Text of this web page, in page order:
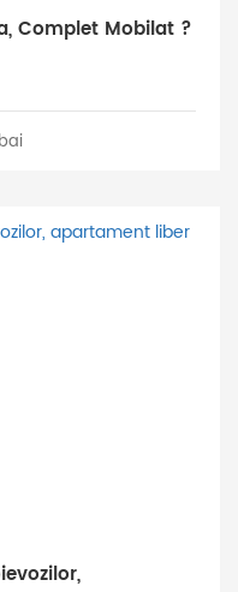
Complet Mobilat ?